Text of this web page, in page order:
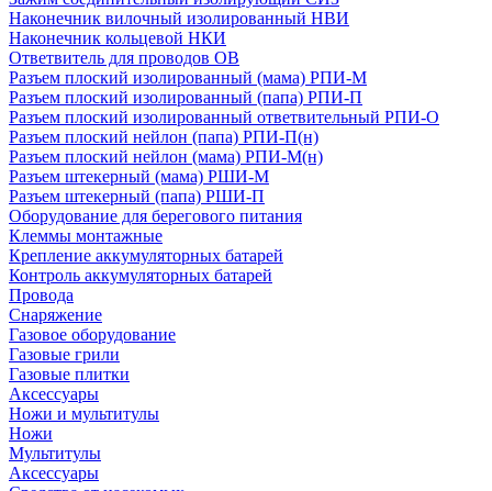
Наконечник вилочный изолированный НВИ
Наконечник кольцевой НКИ
Ответвитель для проводов ОВ
Разъем плоский изолированный (мама) РПИ-М
Разъем плоский изолированный (папа) РПИ-П
Разъем плоский изолированный ответвительный РПИ-О
Разъем плоский нейлон (папа) РПИ-П(н)
Разъем плоский нейлон (мама) РПИ-М(н)
Разъем штекерный (мама) РШИ-М
Разъем штекерный (папа) РШИ-П
Оборудование для берегового питания
Клеммы монтажные
Крепление аккумуляторных батарей
Контроль аккумуляторных батарей
Провода
Снаряжение
Газовое оборудование
Газовые грили
Газовые плитки
Аксессуары
Ножи и мультитулы
Ножи
Мультитулы
Аксессуары